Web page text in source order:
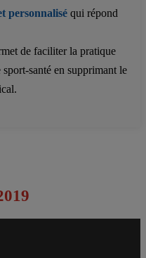
personnalisé qui répond
de faciliter la pratique
santé en supprimant le